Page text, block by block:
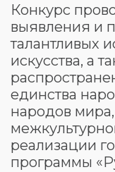
Конкурс
выявления и
талантливых
искусства, а
единства
народов
реализации
программы